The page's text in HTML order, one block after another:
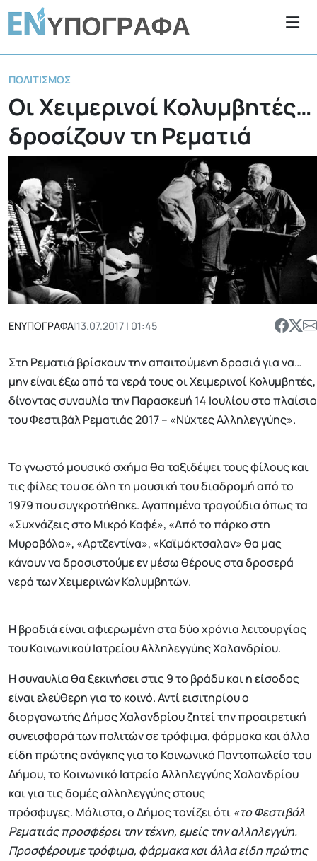
ΠΟΛΙΤΙΣΜΌΣ
Οι Χειμερινοί Κολυμβητές…
δροσίζουν τη Ρεματιά
ΕΝΥΠΟΓΡΑΦΑ|13.07.2017 | 01:45
Στη Ρεματιά βρίσκουν την απαιτούμενη δροσιά για να…
μην είναι έξω από τα νερά τους οι Χειμερινοί Κολυμβητές,
δίνοντας συναυλία την Παρασκευή 14 Ιουλίου στο πλαίσιο
του Φεστιβάλ Ρεματιάς 2017 – «Νύχτες Αλληλεγγύης».
Το γνωστό μουσικό σχήμα θα ταξιδέψει τους φίλους και
τις φίλες του σε όλη τη μουσική του διαδρομή από το
1979 που συγκροτήθηκε. Αγαπημένα τραγούδια όπως τα
«Συχνάζεις στο Μικρό Καφέ», «Από το πάρκο στη
Μυροβόλο», «Αρτζεντίνα», «Καϊμάκτσαλαν» θα μας
κάνουν να δροσιστούμε εν μέσω θέρους στα δροσερά
νερά των Χειμερινών Κολυμβητών.
Η βραδιά είναι αφιερωμένη στα δύο χρόνια λειτουργίας
του Κοινωνικού Ιατρείου Αλληλεγγύης Χαλανδρίου.
Η συναυλία θα ξεκινήσει στις 9 το βράδυ και η είσοδος
είναι ελεύθερη για το κοινό. Αντί εισιτηρίου ο
διοργανωτής Δήμος Χαλανδρίου ζητεί την προαιρετική
συνεισφορά των πολιτών σε τρόφιμα, φάρμακα και άλλα
είδη πρώτης ανάγκης για το Κοινωνικό Παντοπωλείο του
Δήμου, το Κοινωνικό Ιατρείο Αλληλεγγύης Χαλανδρίου
και για τις δομές αλληλεγγύης στους
πρόσφυγες. Μάλιστα, ο Δήμος τονίζει ότι «το Φεστιβάλ
Ρεματιάς προσφέρει την τέχνη, εμείς την αλληλεγγύη.
Προσφέρουμε τρόφιμα, φάρμακα και άλλα είδη πρώτης